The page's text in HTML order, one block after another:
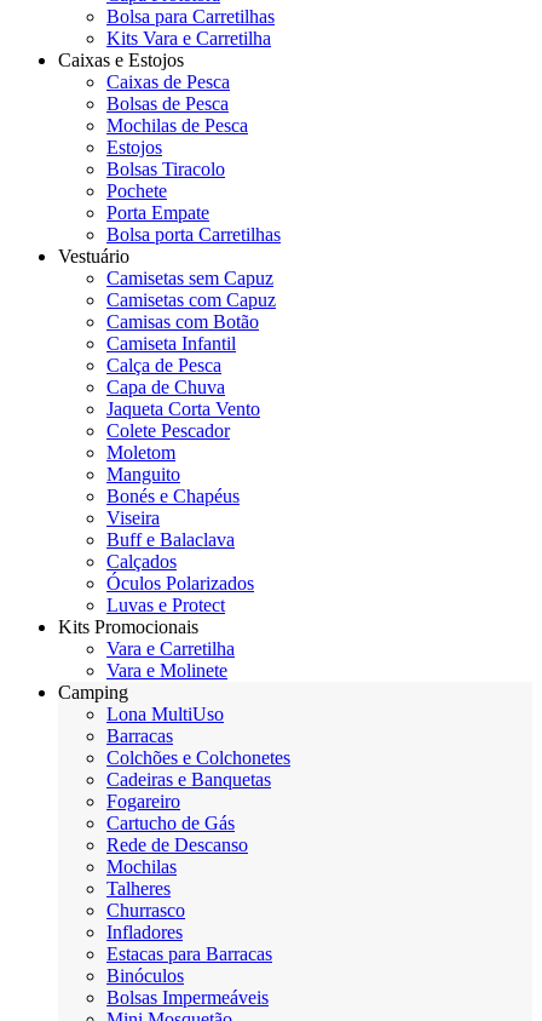
Bolsa para Carretilhas
Kits Vara e Carretilha
Caixas e Estojos
Caixas de Pesca
Bolsas de Pesca
Mochilas de Pesca
Estojos
Bolsas Tiracolo
Pochete
Porta Empate
Bolsa porta Carretilhas
Vestuário
Camisetas sem Capuz
Camisetas com Capuz
Camisas com Botão
Camiseta Infantil
Calça de Pesca
Capa de Chuva
Jaqueta Corta Vento
Colete Pescador
Moletom
Manguito
Bonés e Chapéus
Viseira
Buff e Balaclava
Calçados
Óculos Polarizados
Luvas e Protect
Kits Promocionais
Vara e Carretilha
Vara e Molinete
Camping
Lona MultiUso
Barracas
Colchões e Colchonetes
Cadeiras e Banquetas
Fogareiro
Cartucho de Gás
Rede de Descanso
Mochilas
Talheres
Churrasco
Infladores
Estacas para Barracas
Binóculos
Bolsas Impermeáveis